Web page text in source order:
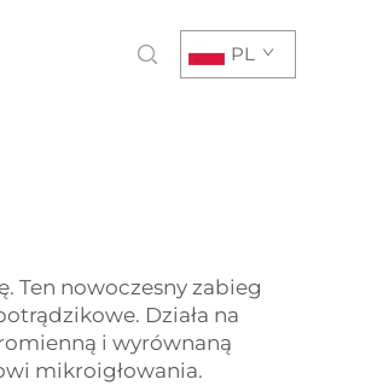
PL
Ten nowoczesny zabieg
Działa na
i wyrównaną
mikroigłowania.